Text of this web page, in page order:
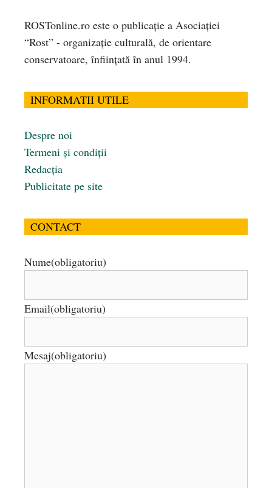
ROSTonline.ro este o publicaţie a Asociaţiei
“Rost” - organizaţie culturală, de orientare
conservatoare, înfiinţată în anul 1994.
INFORMATII UTILE
Despre noi
Termeni și condiții
Redacția
Publicitate pe site
CONTACT
Nume(obligatoriu)
Email(obligatoriu)
Mesaj(obligatoriu)